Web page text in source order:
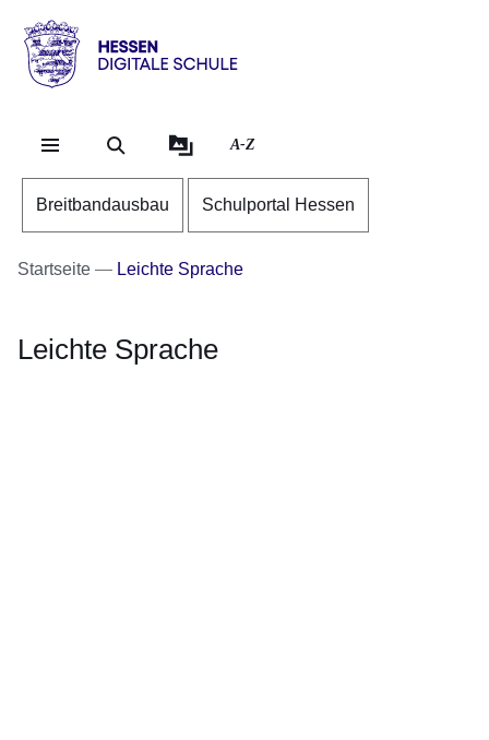
Hessen
Digitale
A-Z
Breitbandausbau Schulportal Hessen
Startseite Leichte Sprache
Leichte Sprache